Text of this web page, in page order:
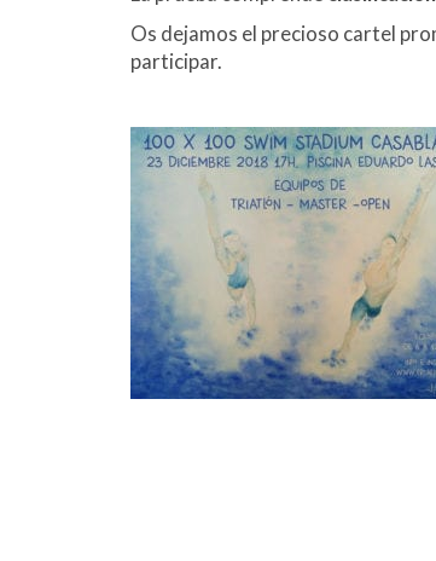
Os dejamos el precioso cartel
participar.